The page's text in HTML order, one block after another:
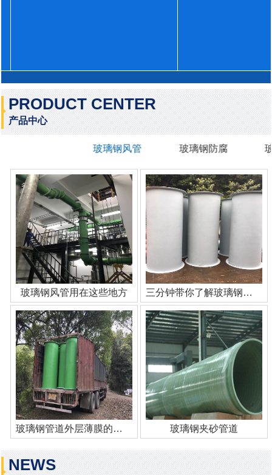
PRODUCT CENTER
产品中心
玻璃钢风管 玻璃钢防腐
玻璃钢风管用在这些地方 三分钟带你了解玻璃钢管道
玻璃钢管道外层薄膜的作用 玻璃钢夹砂管道
NEWS